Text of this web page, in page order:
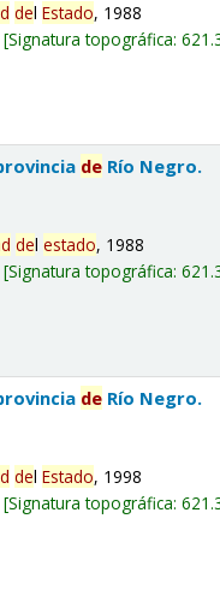
delEstado, 1988
Signatura topográfica:
de Río Negro.
delestado, 1988
Signatura topográfica:
de Río Negro.
delEstado, 1998
Signatura topográfica: